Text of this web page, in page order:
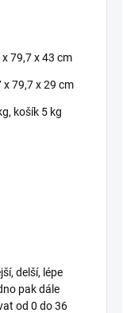
79,7 x 43 cm
79,7 x 29 cm
košík 5 kg
delší, lépe
pak dále
od 0 do 36